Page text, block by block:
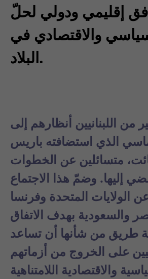
إقليمي ودولي لحلّ
والاقتصادي في
البلاد.
من اللبنانيين أنظارهم إلى
الذي استضافته باريس
متسائلين عن الخطوات
إليها. وضمّ هذا الاجتماع
الولايات المتحدة وفرنسا
والسعودية بهدف الاتفاق
طريق من شأنها أن تساعد
على الخروج من أزماتهم